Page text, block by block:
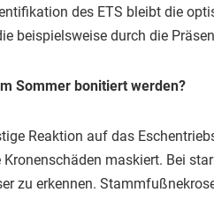
des ETS bleibt die
beispielsweise durch die
Sommer bonitiert werden?
Reaktion auf das
maskiert. Bei
zu erkennen.